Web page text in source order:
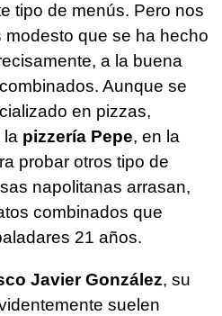
tipo de menús. Pero nos
que se ha hecho
a la buena
Aunque se
en pizzas,
la pizzería Pepe, en la
probar otros tipo de
napolitanas arrasan,
combinados que
21 años.
Javier González, su
suelen